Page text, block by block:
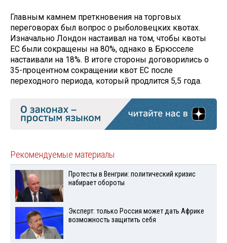
Главным камнем преткновения на торговых
переговорах был вопрос о рыболовецких квотах.
Изначально Лондон настаивал на том, чтобы квоты
ЕС были сокращены на 80%, однако в Брюсселе
настаивали на 18%. В итоге стороны договорились о
35-процентном сокращении квот ЕС после
переходного периода, который продлится 5,5 года.
Рекомендуемые материалы
Протесты в Венгрии: политический кризис
набирает обороты
Эксперт: только Россия может дать Африке
возможность защитить себя